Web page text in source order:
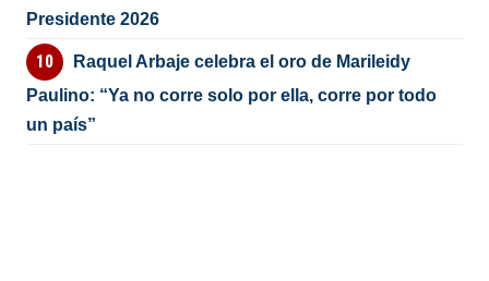
Presidente 2026
Raquel Arbaje celebra el oro de Marileidy
Paulino: “Ya no corre solo por ella, corre por todo
un país”